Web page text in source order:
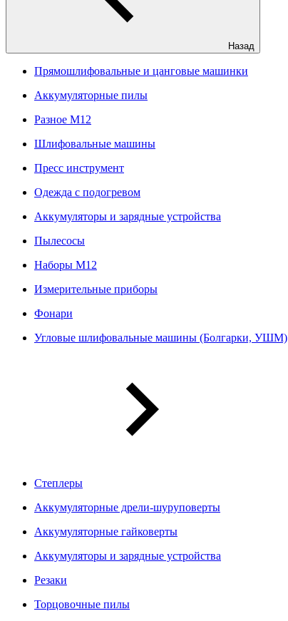
Назад
Прямошлифовальные и цанговые машинки
Аккумуляторные пилы
Разное M12
Шлифовальные машины
Пресс инструмент
Одежда с подогревом
Аккумуляторы и зарядные устройства
Пылесосы
Наборы М12
Измерительные приборы
Фонари
Угловые шлифовальные машины (Болгарки, УШМ)
Степлеры
Аккумуляторные дрели-шуруповерты
Аккумуляторные гайковерты
Аккумуляторы и зарядные устройства
Резаки
Торцовочные пилы